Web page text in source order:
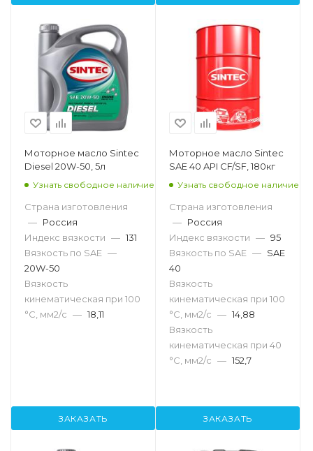
Моторное масло Sintec
Diesel 20W-50, 5л
Узнать свободное наличие
Страна изготовления
— Россия
Индекс вязкости — 131
Вязкость по SAE —
20W-50
Вязкость
кинематическая при 100
°С, мм2/с — 18,11
ЗАКАЗАТЬ
Моторное масло Sintec
SAE 40 API CF/SF, 180кг
Узнать свободное наличие
Страна изготовления
— Россия
Индекс вязкости — 95
Вязкость по SAE — SAE
40
Вязкость
кинематическая при 100
°С, мм2/с — 14,88
Вязкость
кинематическая при 40
°С, мм2/с — 152,7
ЗАКАЗАТЬ